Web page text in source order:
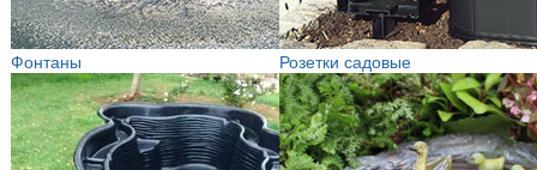
Фонтаны Розетки садовые